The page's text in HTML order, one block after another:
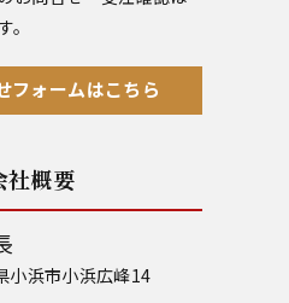
フォームはこちら
社概要
小浜市小浜広峰14